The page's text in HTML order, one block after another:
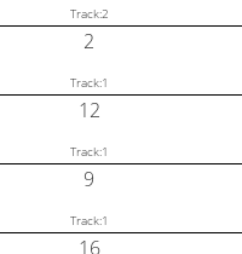
Track:2
2
Track:1
12
Track:1
9
Track:1
16